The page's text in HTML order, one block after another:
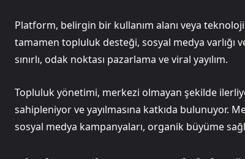
Platform, belirgin bir kullanım alanı veya
tamamen topluluk desteği, sosyal medya varlığı
sınırlı, odak noktası pazarlama ve viral yayılım.
Topluluk yönetimi, merkezi olmayan şekilde
sahipleniyor ve yayılmasına katkıda bulunuyor.
sosyal medya kampanyaları, organik büyüme